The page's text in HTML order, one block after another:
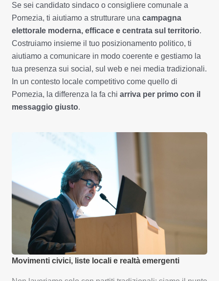
Se sei candidato sindaco o consigliere comunale a
Pomezia, ti aiutiamo a strutturare una campagna
elettorale moderna, efficace e centrata sul territorio.
Costruiamo insieme il tuo posizionamento politico, ti
aiutiamo a comunicare in modo coerente e gestiamo la
tua presenza sui social, sul web e nei media tradizionali.
In un contesto locale competitivo come quello di
Pomezia, la differenza la fa chi arriva per primo con il
messaggio giusto.
Movimenti civici, liste locali e realtà emergenti